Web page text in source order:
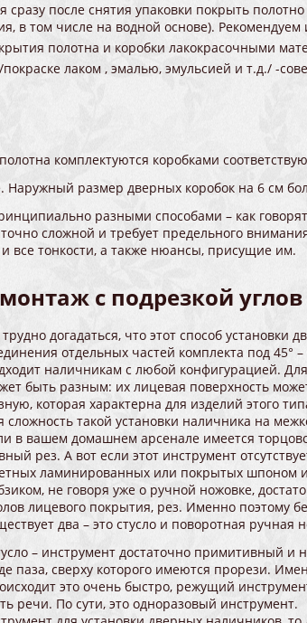
после снятия упаковки покрыть
в том числе на водной основе). Рекомендуем
полотна и коробки лакокрасочными
лаком , эмалью, эмульсией и т.д./ -
комплектуются коробками
Наружный размер дверных коробок на 6 см
разными способами – как
сложной и требует предельного
все тонкости, а также нюансы, присущие им.
с подрезкой углов
догадаться, что этот способ
отдельных частей комплекта под 45°
наличникам с любой конфигурацией.
быть разным: их лицевая поверхность
которая характерна для изделий этого
сложность такой установки наличника на
в вашем домашнем арсенале имеется
рез. А вот если этот инструмент
ламинированных или покрытых шпоном
не говоря уже о ручной ножовке,
лицевого покрытия, рез. Именно поэтому
два – это стусло и поворотная ручная
– инструмент достаточно примитивный и
паза, сверху которого имеются прорези.
это очень быстро, режущий
речи. По сути, это одноразовый инструмент.